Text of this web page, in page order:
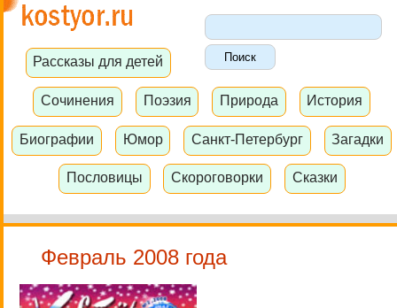
Рассказы для детей
Сочинения Поэзия Природа История
Биографии Юмор Санкт-Петербург Загадки
Пословицы Скороговорки Сказки
Февраль 2008 года